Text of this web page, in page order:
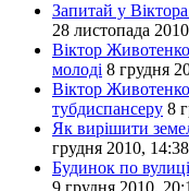
Запитай у
28 листопада
Віктор
молоді 8 грудня
Віктор Животенко
тубдиспансеру 8
Як вирішити
грудня 2010, 14:38
Будинок по